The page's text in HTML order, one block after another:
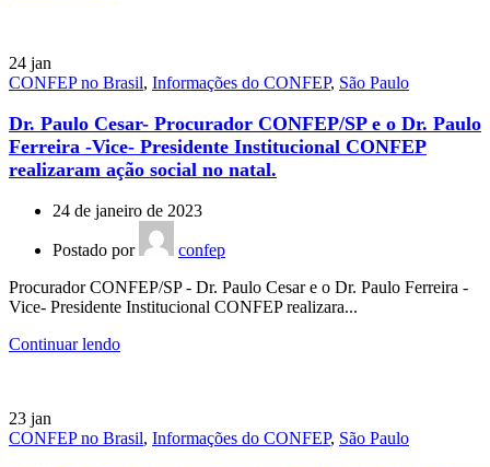
24 jan
CONFEP no Brasil, Informações do CONFEP, São Paulo
Dr. Paulo Cesar- Procurador CONFEP/SP e o Dr. Paulo
Ferreira -Vice- Presidente Institucional CONFEP
realizaram ação social no natal.
24 de janeiro de 2023
Postado por
confep
Procurador CONFEP/SP - Dr. Paulo Cesar e o Dr. Paulo Ferreira -
Vice- Presidente Institucional CONFEP realizara...
Continuar lendo
23 jan
CONFEP no Brasil, Informações do CONFEP, São Paulo